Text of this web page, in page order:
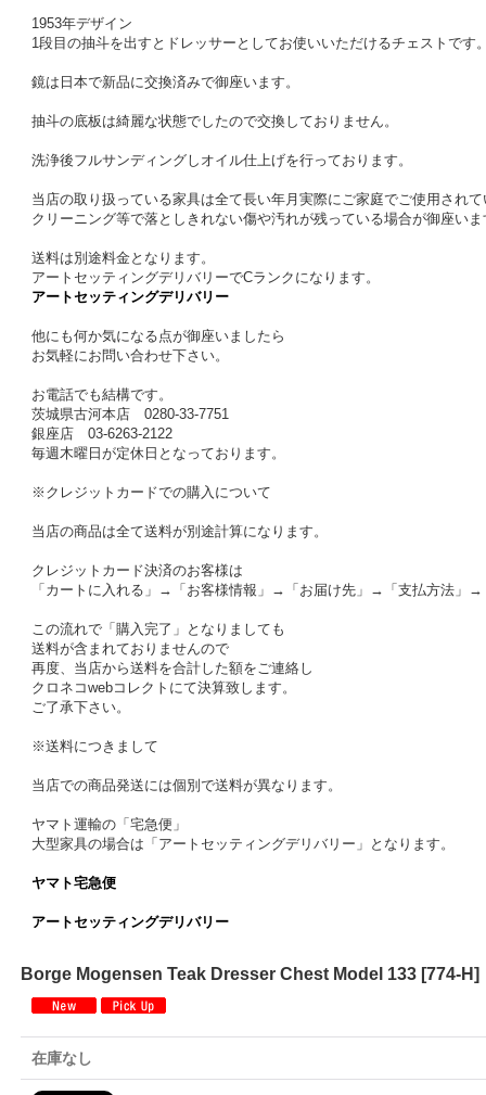
1953年デザイン
1段目の抽斗を出すとドレッサーとしてお使いいただけるチェストです
鏡は日本で新品に交換済みで御座います。
抽斗の底板は綺麗な状態でしたので交換しておりません。
洗浄後フルサンディングしオイル仕上げを行っております。
当店の取り扱っている家具は全て長い年月実際にご家庭でご使用され
クリーニング等で落としきれない傷や汚れが残っている場合が御座い
送料は別途料金となります。
アートセッティングデリバリーでCランクになります。
アートセッティングデリバリー
他にも何か気になる点が御座いましたら
お気軽にお問い合わせ下さい。
お電話でも結構です。
茨城県古河本店 0280-33-7751
銀座店 03-6263-2122
毎週木曜日が定休日となっております。
※クレジットカードでの購入について
当店の商品は全て送料が別途計算になります。
クレジットカード決済のお客様は
「カートに入れる」→「お客様情報」→「お届け先」→「支払方法」
この流れで「購入完了」となりましても
送料が含まれておりませんので
再度、当店から送料を合計した額をご連絡し
クロネコwebコレクトにて決算致します。
ご了承下さい。
※送料につきまして
当店での商品発送には個別で送料が異なります。
ヤマト運輸の「宅急便」
大型家具の場合は「アートセッティングデリバリー」となります。
ヤマト宅急便
アートセッティングデリバリー
Borge Mogensen Teak Dresser Chest Model 133 [774-H]
在庫なし